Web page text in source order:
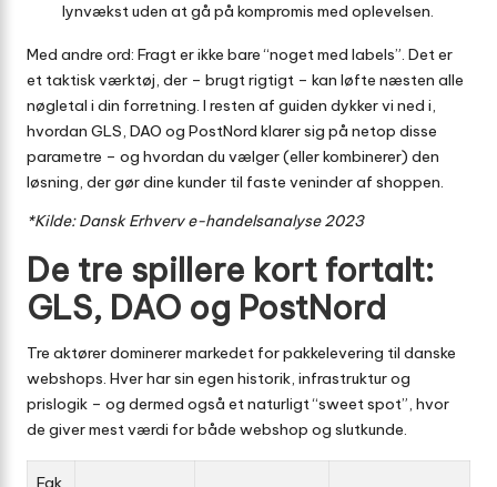
lynvækst uden at gå på kompromis med oplevelsen.
Med andre ord: Fragt er ikke bare “noget med labels”. Det er
et taktisk værktøj, der – brugt rigtigt – kan løfte næsten alle
nøgletal i din forretning. I resten af guiden dykker vi ned i,
hvordan GLS, DAO og PostNord klarer sig på netop disse
parametre – og hvordan du vælger (eller kombinerer) den
løsning, der gør dine kunder til faste veninder af shoppen.
*Kilde: Dansk Erhverv e-handelsanalyse 2023
De tre spillere kort fortalt:
GLS, DAO og PostNord
Tre aktører dominerer markedet for pakkelevering til danske
webshops. Hver har sin egen historik, infrastruktur og
prislogik – og dermed også et naturligt “sweet spot”, hvor
de giver mest værdi for både webshop og slutkunde.